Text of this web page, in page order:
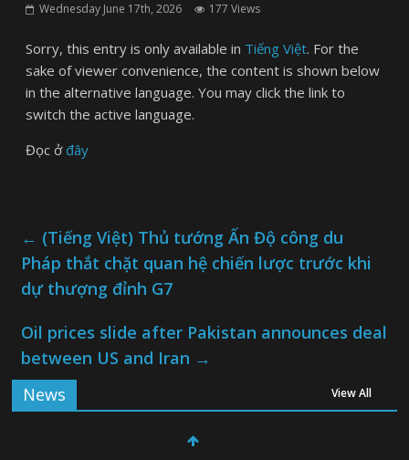
Wednesday June 17th, 2026 177 Views
Sorry, this entry is only available in Tiếng Việt. For the
sake of viewer convenience, the content is shown below
in the alternative language. You may click the link to
switch the active language.
Đọc ởđây
← (Tiếng Việt) Thủ tướng Ấn Độ công du
Pháp thắt chặt quan hệ chiến lược trước khi
dự thượng đỉnh G7
Oil prices slide after Pakistan announces deal
between US and Iran →
News
View All